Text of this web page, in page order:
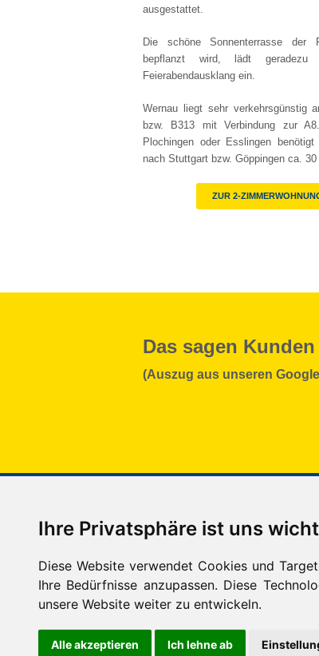
Ihre Privatsphäre ist uns
Diese Website verwendet Cookies und
Ihre Bedürfnisse anzupassen. Diese
unsere Website weiter zu entwickeln.
Alle akzeptieren Ich lehne ab
ausgestattet.
Die schöne Sonnenterrasse der
bepflanzt wird, lädt geradezu
Feierabendausklang ein.
Wernau liegt sehr verkehrsgünstig
bzw. B313 mit Verbindung zur
Plochingen oder Esslingen
nach Stuttgart bzw. Göppingen ca.
ZUR 2-
Das sagen
(Auszug aus unseren
Impressum
Aktuelles / Presse
FAQ
Suche